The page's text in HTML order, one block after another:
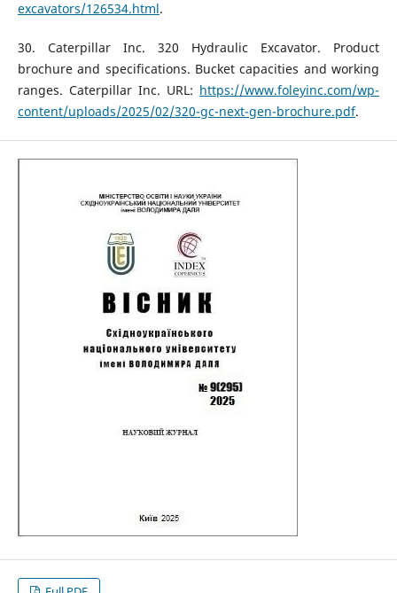
excavators/126534.html.
30. Caterpillar Inc. 320 Hydraulic Excavator. Product
brochure and specifications. Bucket capacities and working
ranges. Caterpillar Inc. URL: https://www.foleyinc.com/wp-
content/uploads/2025/02/320-gc-next-gen-brochure.pdf.